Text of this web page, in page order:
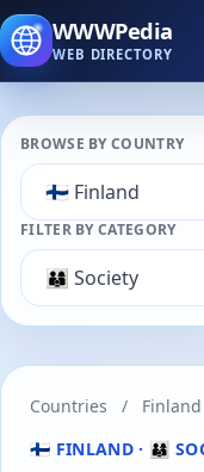
WWWPedia
WEB DIRECTORY
BROWSE BY COUNTRY
FILTER BY CATEGORY
Countries / Finland
🇫🇮 FINLAND · 👨‍👩‍👦